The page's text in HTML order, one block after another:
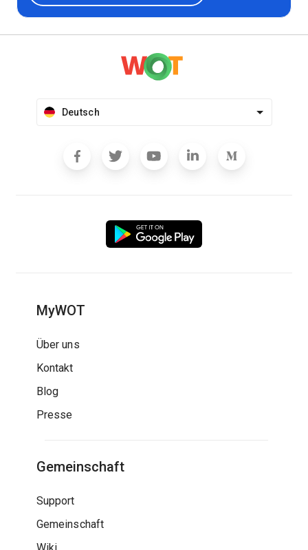
Deutsch
MyWOT
Über uns
Kontakt
Blog
Presse
Gemeinschaft
Support
Gemeinschaft